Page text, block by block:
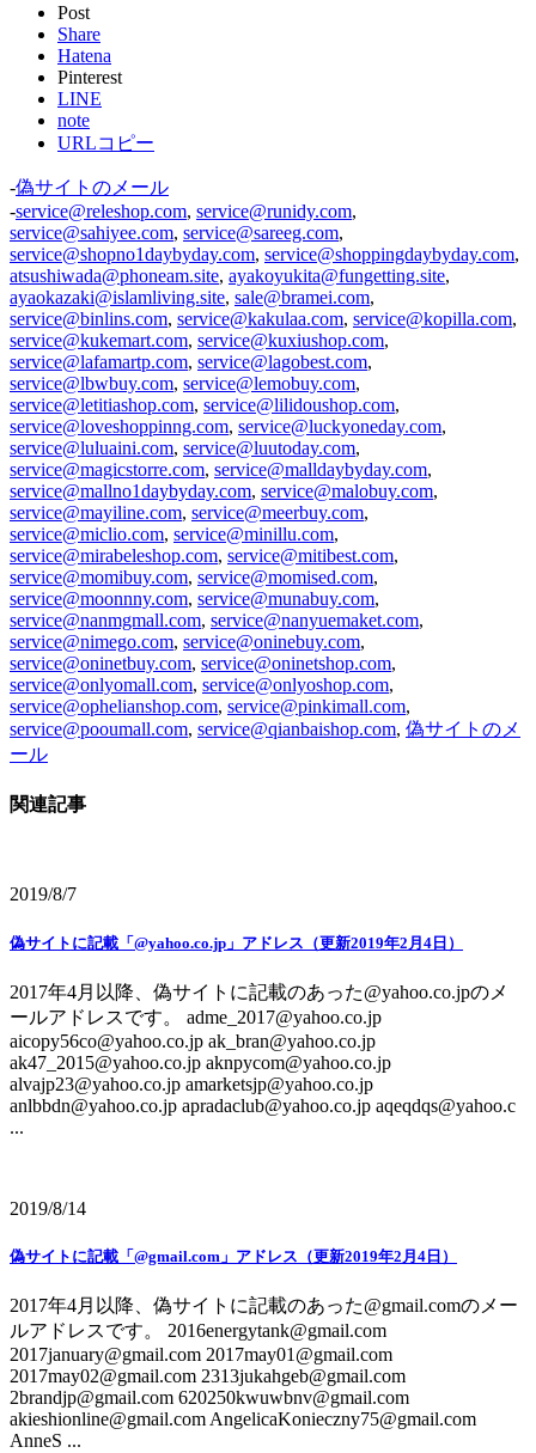
Post
Share
Hatena
Pinterest
LINE
note
URLコピー
-偽サイトのメール
-service@releshop.com, service@runidy.com,
service@sahiyee.com, service@sareeg.com,
service@shopno1daybyday.com, service@shoppingdaybyday.com,
atsushiwada@phoneam.site, ayakoyukita@fungetting.site,
ayaokazaki@islamliving.site, sale@bramei.com,
service@binlins.com, service@kakulaa.com, service@kopilla.com,
service@kukemart.com, service@kuxiushop.com,
service@lafamartp.com, service@lagobest.com,
service@lbwbuy.com, service@lemobuy.com,
service@letitiashop.com, service@lilidoushop.com,
service@loveshoppinng.com, service@luckyoneday.com,
service@luluaini.com, service@luutoday.com,
service@magicstorre.com, service@malldaybyday.com,
service@mallno1daybyday.com, service@malobuy.com,
service@mayiline.com, service@meerbuy.com,
service@miclio.com, service@minillu.com,
service@mirabeleshop.com, service@mitibest.com,
service@momibuy.com, service@momised.com,
service@moonnny.com, service@munabuy.com,
service@nanmgmall.com, service@nanyuemaket.com,
service@nimego.com, service@oninebuy.com,
service@oninetbuy.com, service@oninetshop.com,
service@onlyomall.com, service@onlyoshop.com,
service@ophelianshop.com, service@pinkimall.com,
service@pooumall.com, service@qianbaishop.com, 偽サイトのメ
ール
関連記事
2019/8/7
偽サイトに記載「@yahoo.co.jp」アドレス（更新2019年2月4日）
2017年4月以降、偽サイトに記載のあった@yahoo.co.jpのメ
ールアドレスです。 adme_2017@yahoo.co.jp
aicopy56co@yahoo.co.jp ak_bran@yahoo.co.jp
ak47_2015@yahoo.co.jp aknpycom@yahoo.co.jp
alvajp23@yahoo.co.jp amarketsjp@yahoo.co.jp
anlbbdn@yahoo.co.jp apradaclub@yahoo.co.jp aqeqdqs@yahoo.c
...
2019/8/14
偽サイトに記載「@gmail.com」アドレス（更新2019年2月4日）
2017年4月以降、偽サイトに記載のあった@gmail.comのメー
ルアドレスです。 2016energytank@gmail.com
2017january@gmail.com 2017may01@gmail.com
2017may02@gmail.com 2313jukahgeb@gmail.com
2brandjp@gmail.com 620250kwuwbnv@gmail.com
akieshionline@gmail.com AngelicaKonieczny75@gmail.com
AnneS ...